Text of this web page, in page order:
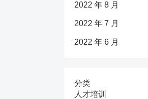
2022 年 8 月
2022 年 7 月
2022 年 6 月
分类
人才培训